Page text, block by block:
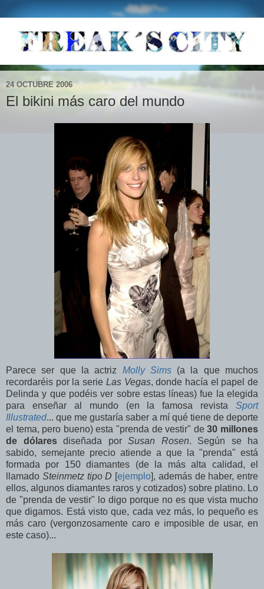
24 OCTUBRE 2006
El bikini más caro del mundo
Parece ser que la actriz Molly Sims(a la que muchos
recordaréis por la serie Las Vegas, donde hacía el papel de
Delinda y que podéis ver sobre estas líneas) fue la elegida
para enseñar al mundo (en la famosa revista Sport
Illustrated... que me gustaría saber a mí qué tiene de deporte
el tema, pero bueno) esta "prenda de vestir" de30 millones
de dólaresdiseñada por Susan Rosen. Según se ha
sabido, semejante precio atiende a que la "prenda" está
formada por 150 diamantes (de la más alta calidad, el
llamado Steinmetz tipo D [ejemplo], además de haber, entre
ellos, algunos diamantes raros y cotizados) sobre platino. Lo
de "prenda de vestir" lo digo porque no es que vista mucho
que digamos. Está visto que, cada vez más, lo pequeño es
más caro (vergonzosamente caro e imposible de usar, en
este caso)...